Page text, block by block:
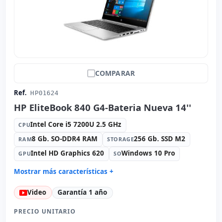
COMPARAR
Ref. HP01624
HP EliteBook 840 G4-Bateria Nueva 14''
CPUIntel Core i5 7200U 2.5 GHz
RAM8 Gb. SO-DDR4 RAM STORAGE256 Gb. SSD M2
GPUIntel HD Graphics 620 SOWindows 10 Pro
Mostrar más características +
Connectivity: RJ-45 · WIFI · Bluetooth
Sonido: Conexant ISST audio
Red: Intel Ethernet Connection I219-LM
Video Garantía 1 año
PRECIO UNITARIO